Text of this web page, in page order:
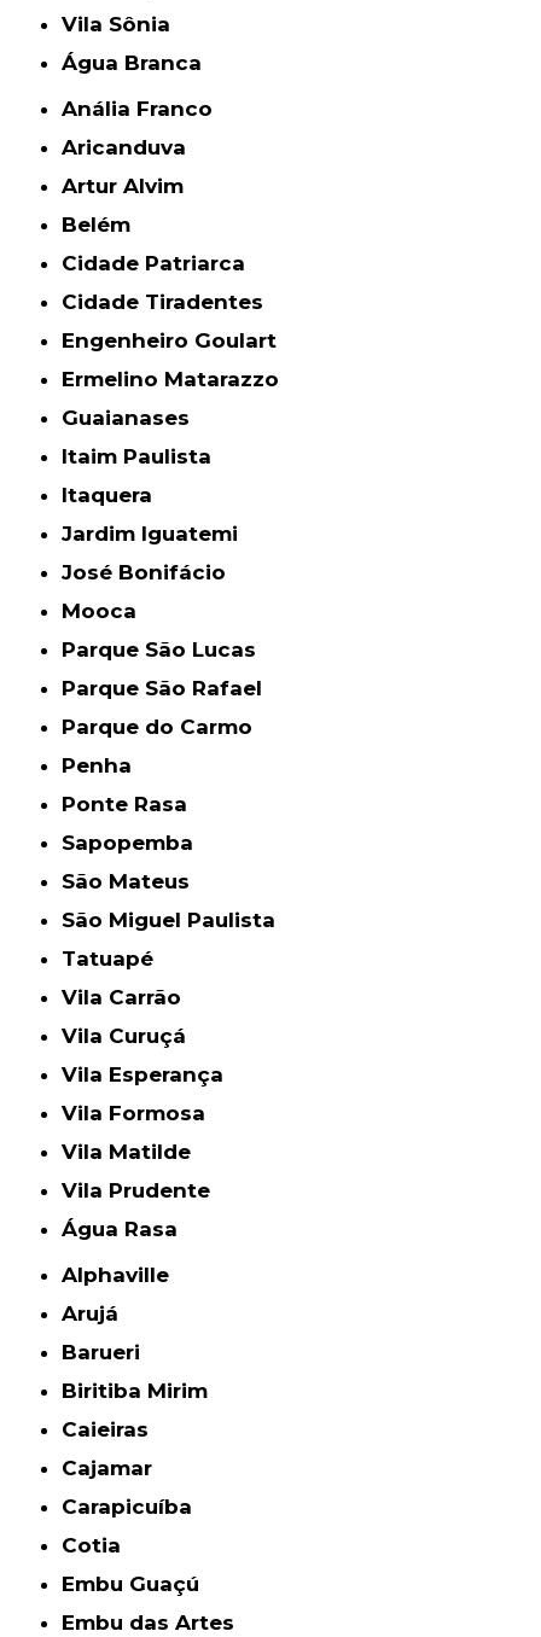
Vila Sônia
Água Branca
Anália Franco
Aricanduva
Artur Alvim
Belém
Cidade Patriarca
Cidade Tiradentes
Engenheiro Goulart
Ermelino Matarazzo
Guaianases
Itaim Paulista
Itaquera
Jardim Iguatemi
José Bonifácio
Mooca
Parque São Lucas
Parque São Rafael
Parque do Carmo
Penha
Ponte Rasa
Sapopemba
São Mateus
São Miguel Paulista
Tatuapé
Vila Carrão
Vila Curuçá
Vila Esperança
Vila Formosa
Vila Matilde
Vila Prudente
Água Rasa
Alphaville
Arujá
Barueri
Biritiba Mirim
Caieiras
Cajamar
Carapicuíba
Cotia
Embu Guaçú
Embu das Artes